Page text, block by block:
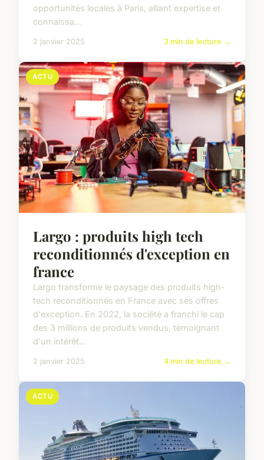
opportunités locales à Paris, alliant expertise et
connaissa...
2 janvier 2025 3 min de lecture →
ACTU
Largo : produits high tech
reconditionnés d'exception en
france
Largo transforme le paysage des produits high-
tech reconditionnés en France avec ses offres
d'exception. En 2022, la société a franchi le cap
des 3 millions de produits vendus, témoignant
d'un intérêt...
2 janvier 2025 4 min de lecture →
ACTU